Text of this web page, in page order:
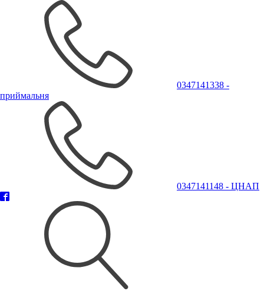
0347141338 -
приймальня
0347141148 - ЦНАП